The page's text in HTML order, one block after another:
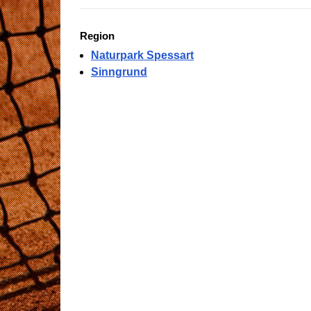
Region
Naturpark Spessart
Sinngrund